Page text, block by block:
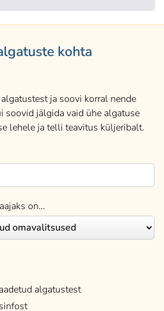
kohta
ja soovi korral nende
soovid jälgida vaid ühe algatuse
lehele ja telli teavitus küljeribalt.
on…
algatustest